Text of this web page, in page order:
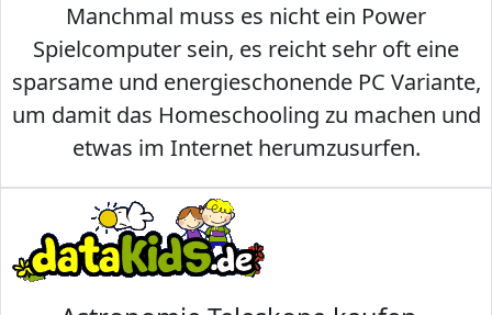
Manchmal muss es nicht ein Power
Spielcomputer sein, es reicht sehr oft eine
sparsame und energieschonende PC Variante,
um damit das Homeschooling zu machen und
etwas im Internet herumzusurfen.